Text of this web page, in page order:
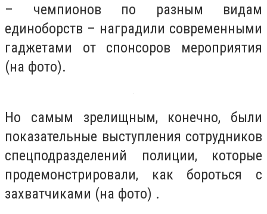
– чемпионов по разным видам
единоборств – наградили современными
гаджетами от спонсоров мероприятия
(на фото).
Но самым зрелищным, конечно, были
показательные выступления сотрудников
спецподразделений полиции, которые
продемонстрировали, как бороться с
захватчиками (на фото) .